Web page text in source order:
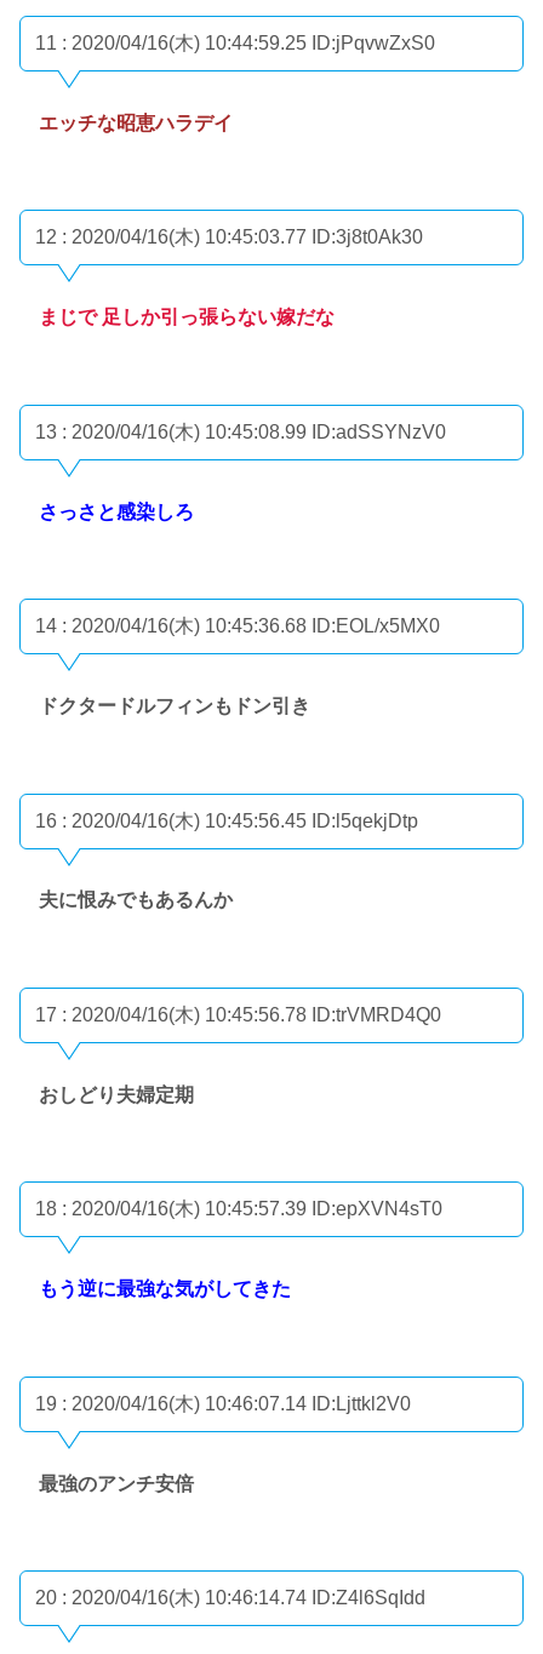
11 : 2020/04/16(木) 10:44:59.25 ID:jPqvwZxS0
エッチな昭恵ハラデイ
12 : 2020/04/16(木) 10:45:03.77 ID:3j8t0Ak30
まじで 足しか引っ張らない嫁だな
13 : 2020/04/16(木) 10:45:08.99 ID:adSSYNzV0
さっさと感染しろ
14 : 2020/04/16(木) 10:45:36.68 ID:EOL/x5MX0
ドクタードルフィンもドン引き
16 : 2020/04/16(木) 10:45:56.45 ID:l5qekjDtp
夫に恨みでもあるんか
17 : 2020/04/16(木) 10:45:56.78 ID:trVMRD4Q0
おしどり夫婦定期
18 : 2020/04/16(木) 10:45:57.39 ID:epXVN4sT0
もう逆に最強な気がしてきた
19 : 2020/04/16(木) 10:46:07.14 ID:Ljttkl2V0
最強のアンチ安倍
20 : 2020/04/16(木) 10:46:14.74 ID:Z4l6SqIdd